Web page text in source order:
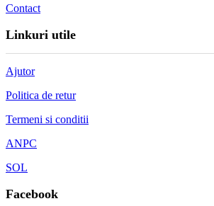
Contact
Linkuri utile
Ajutor
Politica de retur
Termeni si conditii
ANPC
SOL
Facebook